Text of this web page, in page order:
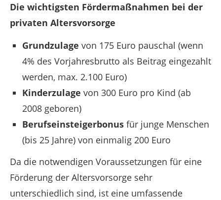
Die wichtigsten Fördermaßnahmen bei der
privaten Altersvorsorge
Grundzulage von 175 Euro pauschal (wenn
4% des Vorjahresbrutto als Beitrag eingezahlt
werden, max. 2.100 Euro)
Kinderzulage von 300 Euro pro Kind (ab
2008 geboren)
Berufseinsteigerbonus für junge Menschen
(bis 25 Jahre) von einmalig 200 Euro
Da die notwendigen Voraussetzungen für eine
Förderung der Altersvorsorge sehr
unterschiedlich sind, ist eine umfassende